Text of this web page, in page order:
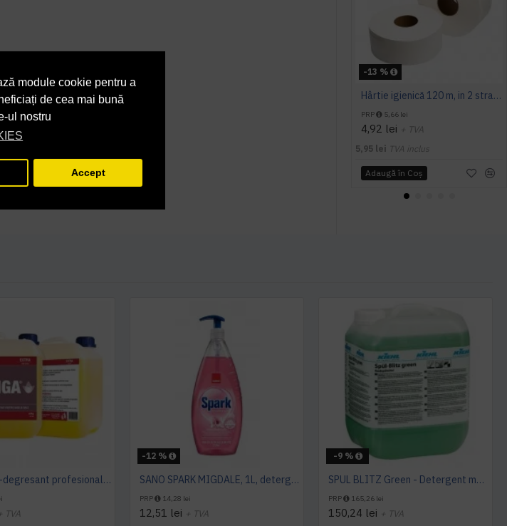
module cookie pentru a
de cea mai bună
ul nostru
Accept
-13 %
Hârtie igienică 120 m, in 2 straturi, extra albă, Mini Jumbo, AQAS
PRP 5,66 lei
4,92 lei + TVA
5,95 lei TVA inclus
Adaugă în Coş
Detergent-degresant profesional pentru vase, 5 L, Konga Extra
+ TVA
-12 %
SANO SPARK MIGDALE, 1L, detergent vase
PRP 14,28 lei
12,51 lei + TVA
-9 %
SPUL BLITZ Green - Detergent manual pentru vase, 10 L, kiehl
PRP 165,26 lei
150,24 lei + TVA